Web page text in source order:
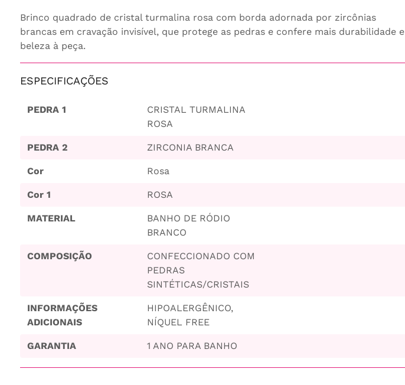
Brinco quadrado de cristal turmalina rosa com borda adornada por zircônias
brancas em cravação invisível, que protege as pedras e confere mais durabilidade e
beleza à peça.
ESPECIFICAÇÕES
PEDRA 1
CRISTAL TURMALINA
ROSA
PEDRA 2 ZIRCONIA BRANCA
Cor Rosa
Cor 1 ROSA
MATERIAL
BANHO DE RÓDIO
BRANCO
COMPOSIÇÃO
CONFECCIONADO COM
PEDRAS
SINTÉTICAS/CRISTAIS
INFORMAÇÕES
ADICIONAIS
HIPOALERGÊNICO,
NÍQUEL FREE
GARANTIA 1 ANO PARA BANHO